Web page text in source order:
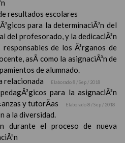
resultados escolares
para la determinaciÃ³n del
del profesorado, y la dedicaciÃ³n
de los Ã³rganos de
asÃ­ como la asignaciÃ³n de
de alumnado.
relacionada
Elaborado 8 / Sep / 2018
para la asignaciÃ³n
y tutorÃ­as
Elaborado 8 / Sep / 2018
a la diversidad.
durante el proceso de nueva